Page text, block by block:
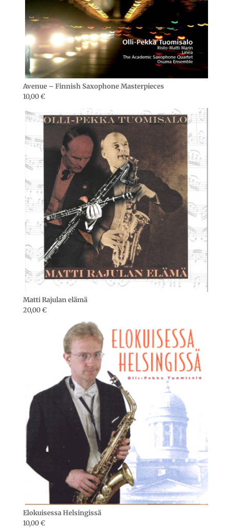
Avenue – Finnish Saxophone Masterpieces
10,00€
Matti Rajulan elämä
20,00€
Elokuisessa Helsingissä
10,00€